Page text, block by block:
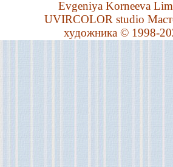
Evgeniya Korneeva
UVIRCOLOR studio
художника © 1998-